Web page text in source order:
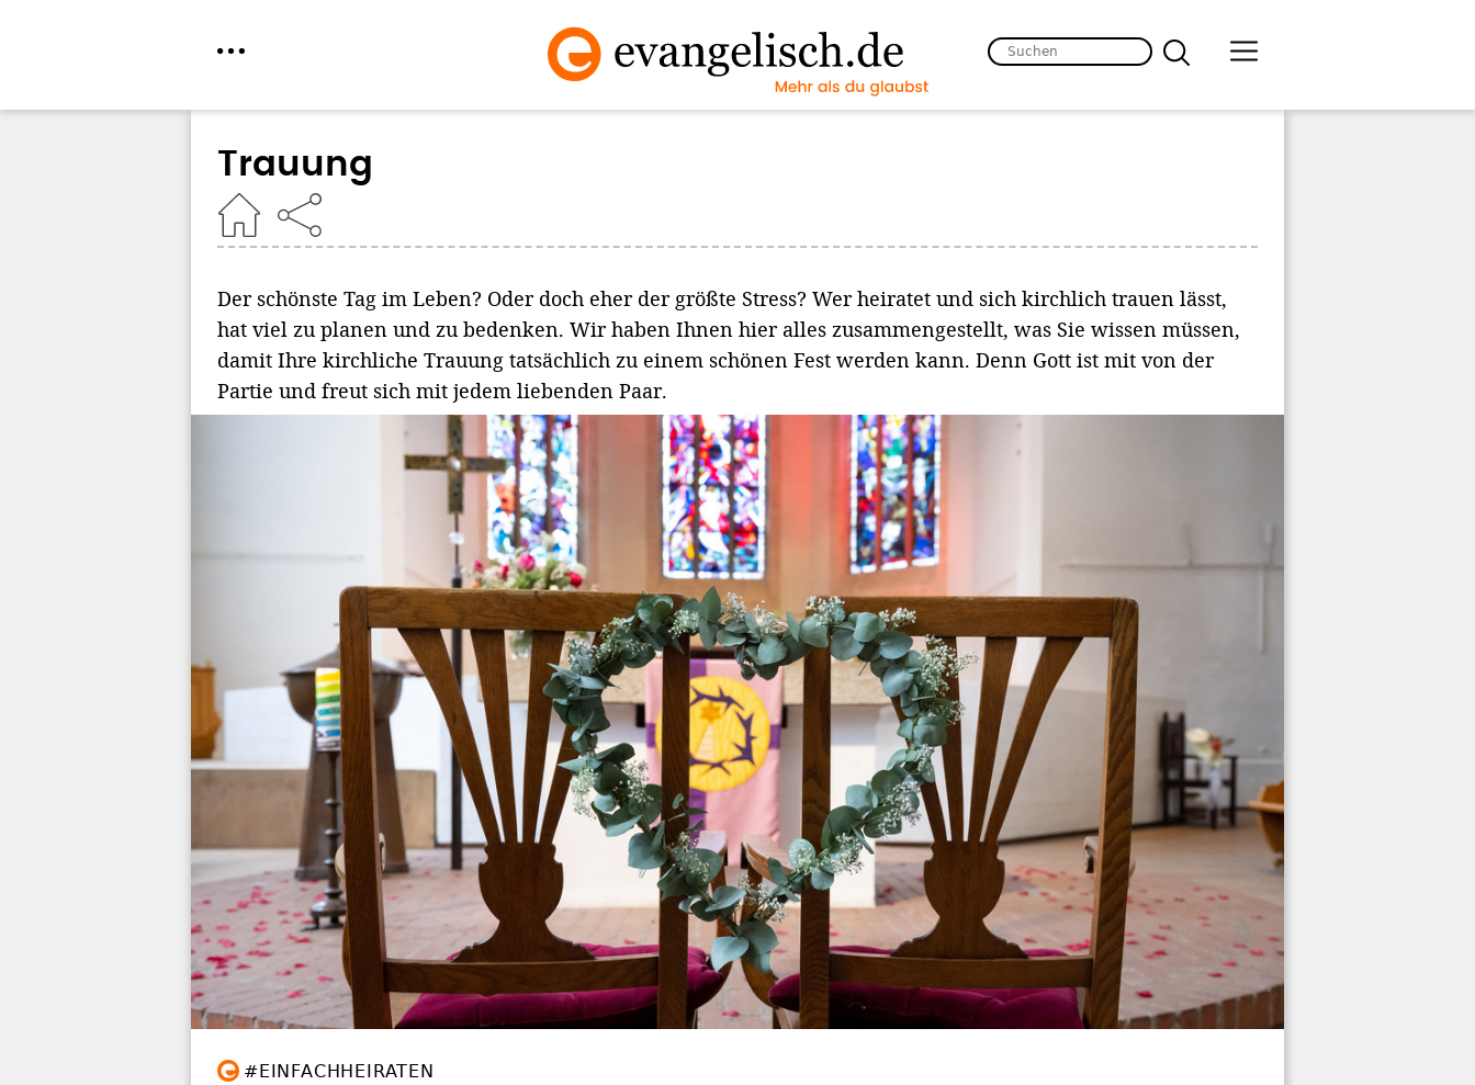
Trauung
Der schönste Tag im Leben? Oder doch eher der größte Stress? Wer heiratet und sich kirchlich trauen lässt,
hat viel zu planen und zu bedenken. Wir haben Ihnen hier alles zusammengestellt, was Sie wissen müssen,
damit Ihre kirchliche Trauung tatsächlich zu einem schönen Fest werden kann. Denn Gott ist mit von der
Partie und freut sich mit jedem liebenden Paar.
#EINFACHHEIRATEN